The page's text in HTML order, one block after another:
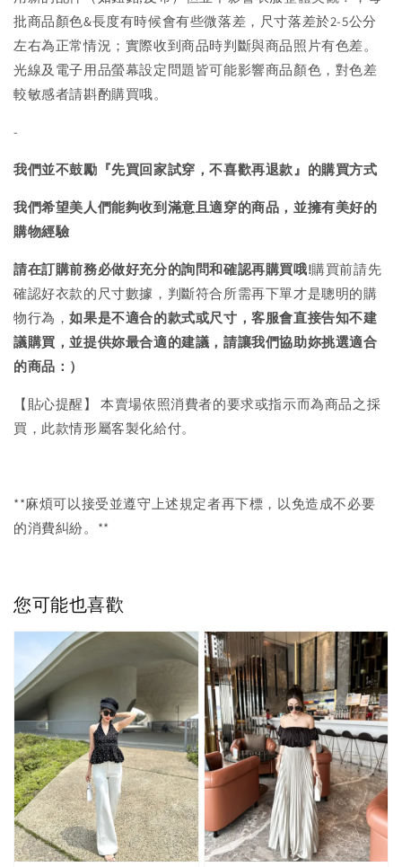
批商品顏色&長度有時候會有些微落差，尺寸落差於2-5公分
左右為正常情況；實際收到商品時判斷與商品照片有色差。
光線及電子用品螢幕設定問題皆可能影響商品顏色，對色差
較敏感者請斟酌購買哦。
-
我們並不鼓勵『先買回家試穿，不喜歡再退款』的購買方式
我們希望美人們能夠收到滿意且適穿的商品，並擁有美好的
購物經驗
請在訂購前務必做好充分的詢問和確認再購買哦!購買前請先
確認好衣款的尺寸數據，判斷符合所需再下單才是聰明的購
物行為，如果是不適合的款式或尺寸，客服會直接告知不建
議購買，並提供妳最合適的建議，請讓我們協助妳挑選適合
的商品：）
【貼心提醒】 本賣場依照消費者的要求或指示而為商品之採
買，此款情形屬客製化給付。
**麻煩可以接受並遵守上述規定者再下標，以免造成不必要
的消費糾紛。**
您可能也喜歡